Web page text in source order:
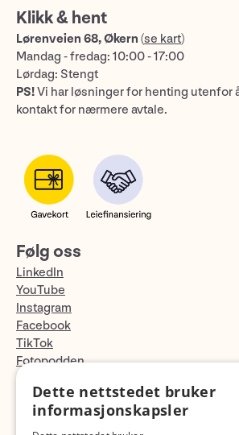
Klikk & hent
Lørenveien 68, Økern (se kart)
Mandag - fredag: 10:00 - 17:00
Lørdag: Stengt
PS!Vi har løsninger for henting utenfor
kontakt for nærmere avtale.
Følg oss
LinkedIn
YouTube
Instagram
Facebook
TikTok
Fotopodden
Med forbehold om skrive- og lagerfeil
Dette nettstedet bruker
informasjonskapsler